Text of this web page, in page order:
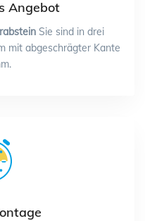
Angebot
Sie sind in drei
mit abgeschrägter Kante